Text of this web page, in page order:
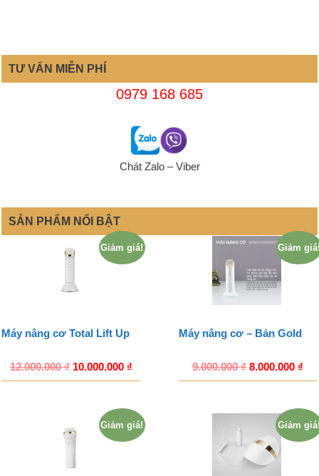
TƯ VẤN MIỄN PHÍ
0979 168 685
Chát Zalo – Viber
SẢN PHẨM NỔI BẬT
Giảm giá!
Máy nâng cơ Total Lift Up
12.000.000₫ 10.000.000 ₫
Giảm
Máy nâng cơ – Bản Gold
9.000.000₫ 8.000.000 ₫
Giảm giá! Giảm